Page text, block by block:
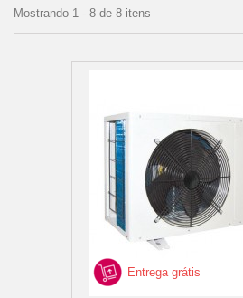
Mostrando 1 - 8 de 8 itens
Entrega grátis